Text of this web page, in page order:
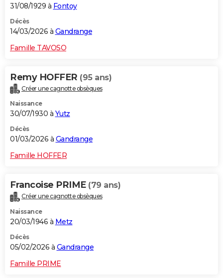
31/08/1929 à Fontoy
Décès
14/03/2026 à Gandrange
Famille TAVOSO
Remy HOFFER (95 ans)
Créer une cagnotte obsèques
Naissance
30/07/1930 à Yutz
Décès
01/03/2026 à Gandrange
Famille HOFFER
Francoise PRIME (79 ans)
Créer une cagnotte obsèques
Naissance
20/03/1946 à Metz
Décès
05/02/2026 à Gandrange
Famille PRIME